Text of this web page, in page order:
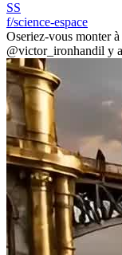
SS
f/science-espace
Oseriez-vous monter
@victor_ironhandil y